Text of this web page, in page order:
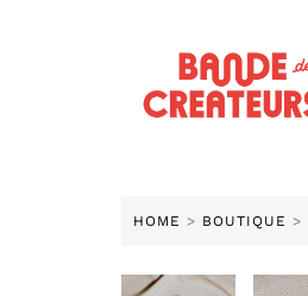
HOME > BOUTIQUE >